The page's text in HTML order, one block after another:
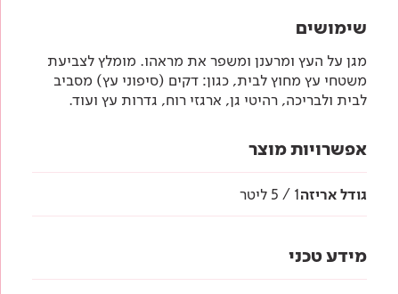
שימושים
מגן על העץ ומרענן ומשפר את מראהו. מומלץ לצביעת
משטחי עץ מחוץ לבית, כגון: דקים (סיפוני עץ) מסביב
לבית ולבריכה, רהיטי גן, ארגזי רוח, גדרות עץ ועוד.
אפשרויות מוצר
גודל אריזה1 / 5 ליטר
מידע טכני